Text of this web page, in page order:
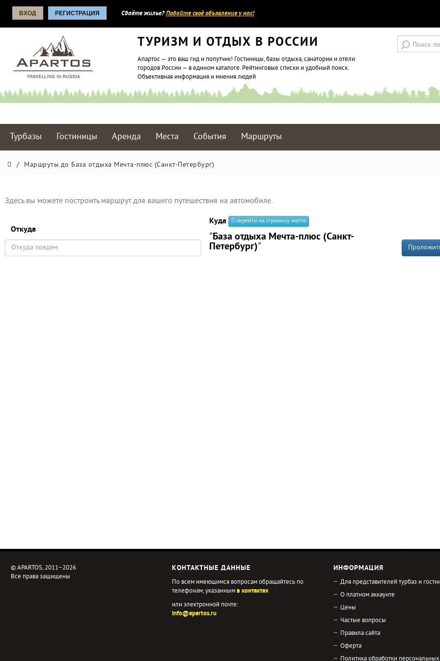
ВХОД РЕГИСТРАЦИЯ Сдаёте жилье?Подайте своё объявление у нас!
ТУРИЗМ И ОТДЫХ В РОССИИ
Апартос — это ваш гид и попутчик! Гостиницы, базы отдыха, санатории и отели
городов России — в едином каталоге. Рейтинговые списки и удобный поиск.
Объективная информация и мнения людей
Турбазы Гостиницы Аренда Места События Маршруты
/ Маршруты до База отдыха Мечта-плюс (Санкт-Петербург)
Здесь вы можете построить маршрут для вашего путешествия на автомобиле.
Откуда
Куда перейти на страницу места
"База отдыха Мечта-плюс (Санкт-
Петербург)"
© APARTOS, 2011−2026
Все права защищены
КОНТАКТНЫЕ ДАННЫЕ
По всем имеющимся вопросам обращайтесь по
телефонам, указаннымв контактах
или электронной почте:
info@apartos.ru
ИНФОРМАЦИЯ
Для представителей турбаз и
О платном аккаунте
Цены
Частые вопросы
Правила сайта
Оферта
Политика обработки